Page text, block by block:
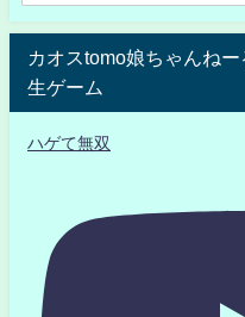
カオスtomo娘ちゃんね
生ゲーム
ハゲて無双